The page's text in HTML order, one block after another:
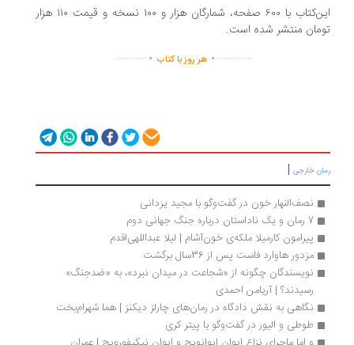
این‌کتاب با ۶۰۰ صفحه،‌ شمارگان هزار و ۱۰۰ نسخه و قیمت ۱۱۰ هزار
منتشر شده است.
...............
. هر روز با کتاب.
..............
خارجی|
نصف‌النهار خون در گفت‌وگو با مجید یزدانی
پیرامون کارمیلا ملکه‌ی خون‌آشام | لیلا عبداللهی‌اقدم
مزدور هاوارد فاست پس از 36سال برگشت
نویسندگان چگونه از‌ «شجاعت در میدان نبرد»، به «ضدجنگ»
رسیدند؟ | آریامن احمدی
نگاهی به نقش دادگاه در رمان‌های چارلز دیکنز | هما شهرا‌م‌بخت
طوطی و الیور در گفت‌وگو با پیتر کری